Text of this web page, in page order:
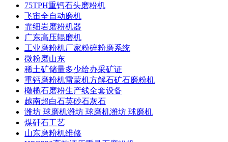
75TPH重钙石头磨粉机
飞宙全自动磨机
霏细岩磨粉机器
广东高压辊磨机
工业磨粉机厂家粉碎粉磨系统
微粉磨山东
稀土矿储量多少给办采矿证
重钙磨粉机雷蒙机方解石矿石磨粉机
橄榄石磨粉生产线全套设备
越南超白石英砂石灰石
潍坊 球磨机潍坊 球磨机潍坊 球磨机
煤矸石工艺
山东磨粉机维修